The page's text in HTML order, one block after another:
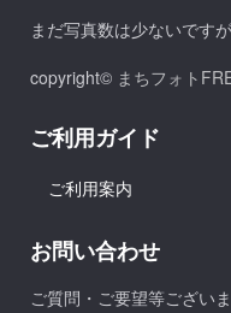
まだ写真数は少ないです
copyright© まちフォト
ご利用ガイド
ご利用案内
お問い合わせ
ご質問・ご要望等ござい